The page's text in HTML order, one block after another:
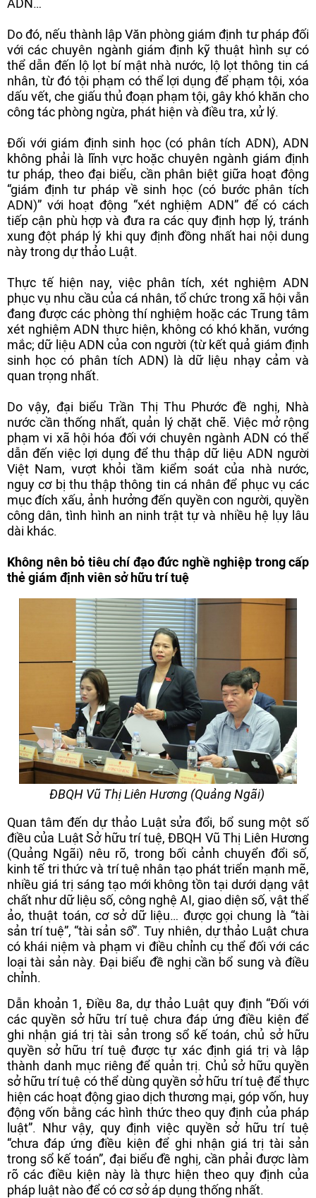
ADN…
Do đó, nếu thành lập Văn phòng giám định tư pháp đối
với các chuyên ngành giám định kỹ thuật hình sự có
thể dẫn đến lộ lọt bí mật nhà nước, lộ lọt thông tin cá
nhân, từ đó tội phạm có thể lợi dụng để phạm tội, xóa
dấu vết, che giấu thủ đoạn phạm tội, gây khó khăn cho
công tác phòng ngừa, phát hiện và điều tra, xử lý.
Đối với giám định sinh học (có phân tích ADN), ADN
không phải là lĩnh vực hoặc chuyên ngành giám định
tư pháp, theo đại biểu, cần phân biệt giữa hoạt động
“giám định tư pháp về sinh học (có bước phân tích
ADN)” với hoạt động “xét nghiệm ADN” để có cách
tiếp cận phù hợp và đưa ra các quy định hợp lý, tránh
xung đột pháp lý khi quy định đồng nhất hai nội dung
này trong dự thảo Luật.
Thực tế hiện nay, việc phân tích, xét nghiệm ADN
phục vụ nhu cầu của cá nhân, tổ chức trong xã hội vẫn
đang được các phòng thí nghiệm hoặc các Trung tâm
xét nghiệm ADN thực hiện, không có khó khăn, vướng
mắc; dữ liệu ADN của con người (từ kết quả giám định
sinh học có phân tích ADN) là dữ liệu nhạy cảm và
quan trọng nhất.
Do vậy, đại biểu Trần Thị Thu Phước đề nghị, Nhà
nước cần thống nhất, quản lý chặt chẽ. Việc mở rộng
phạm vi xã hội hóa đối với chuyên ngành ADN có thể
dẫn đến việc lợi dụng để thu thập dữ liệu ADN người
Việt Nam, vượt khỏi tầm kiểm soát của nhà nước,
nguy cơ bị thu thập thông tin cá nhân để phục vụ các
mục đích xấu, ảnh hưởng đến quyền con người, quyền
công dân, tình hình an ninh trật tự và nhiều hệ lụy lâu
dài khác.
Không nên bỏ tiêu chí đạo đức nghề nghiệp trong cấp
thẻ giám định viên sở hữu trí tuệ
ĐBQH Vũ Thị Liên Hương (Quảng Ngãi)
Quan tâm đến dự thảo Luật sửa đổi, bổ sung một số
điều của Luật Sở hữu trí tuệ, ĐBQH Vũ Thị Liên Hương
(Quảng Ngãi) nêu rõ, trong bối cảnh chuyển đổi số,
kinh tế tri thức và trí tuệ nhân tạo phát triển mạnh mẽ,
nhiều giá trị sáng tạo mới không tồn tại dưới dạng vật
chất như dữ liệu số, công nghệ AI, giao diện số, vật thể
ảo, thuật toán, cơ sở dữ liệu… được gọi chung là “tài
sản trí tuệ”, “tài sản số”. Tuy nhiên, dự thảo Luật chưa
có khái niệm và phạm vi điều chỉnh cụ thể đối với các
loại tài sản này. Đại biểu đề nghị cần bổ sung và điều
chỉnh.
Dẫn khoản 1, Điều 8a, dự thảo Luật quy định “Đối với
các quyền sở hữu trí tuệ chưa đáp ứng điều kiện để
ghi nhận giá trị tài sản trong sổ kế toán, chủ sở hữu
quyền sở hữu trí tuệ được tự xác định giá trị và lập
thành danh mục riêng để quản trị. Chủ sở hữu quyền
sở hữu trí tuệ có thể dùng quyền sở hữu trí tuệ để thực
hiện các hoạt động giao dịch thương mại, góp vốn, huy
động vốn bằng các hình thức theo quy định của pháp
luật”. Như vậy, quy định việc quyền sở hữu trí tuệ
“chưa đáp ứng điều kiện để ghi nhận giá trị tài sản
trong sổ kế toán”, đại biểu đề nghị, cần phải được làm
rõ các điều kiện này là thực hiện theo quy định của
pháp luật nào để có cơ sở áp dụng thống nhất.